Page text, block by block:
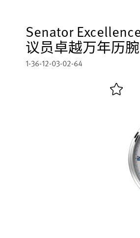
Senator
议员卓越万年历
1-36-12-03-02-64